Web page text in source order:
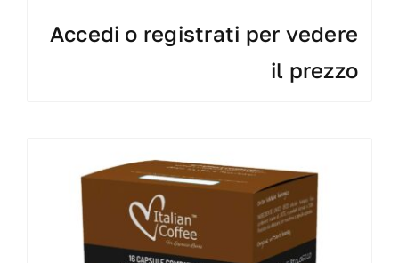
Accedi o registrati per vedere
il prezzo